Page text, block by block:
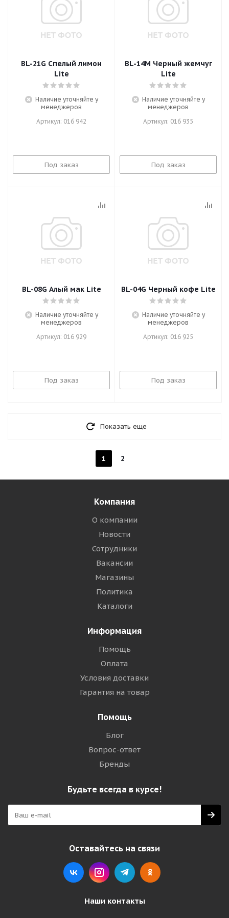
BL-21G Спелый лимон
Lite
Наличие уточняйте у
менеджеров
Артикул: 016 942
Под заказ
BL-14M Черный жемчуг
Lite
Наличие уточняйте у
менеджеров
Артикул: 016 935
Под заказ
BL-08G Алый мак Lite
Наличие уточняйте у
менеджеров
Артикул: 016 929
Под заказ
BL-04G Черный кофе Lite
Наличие уточняйте у
менеджеров
Артикул: 016 925
Под заказ
Показать еще
1 2
Компания
О компании
Новости
Сотрудники
Вакансии
Магазины
Политика
Каталоги
Информация
Помощь
Оплата
Условия доставки
Гарантия на товар
Помощь
Блог
Вопрос-ответ
Бренды
Будьте всегда в курсе!
Оставайтесь на связи
Наши контакты